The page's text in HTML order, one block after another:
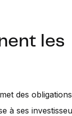
les
des
à ses